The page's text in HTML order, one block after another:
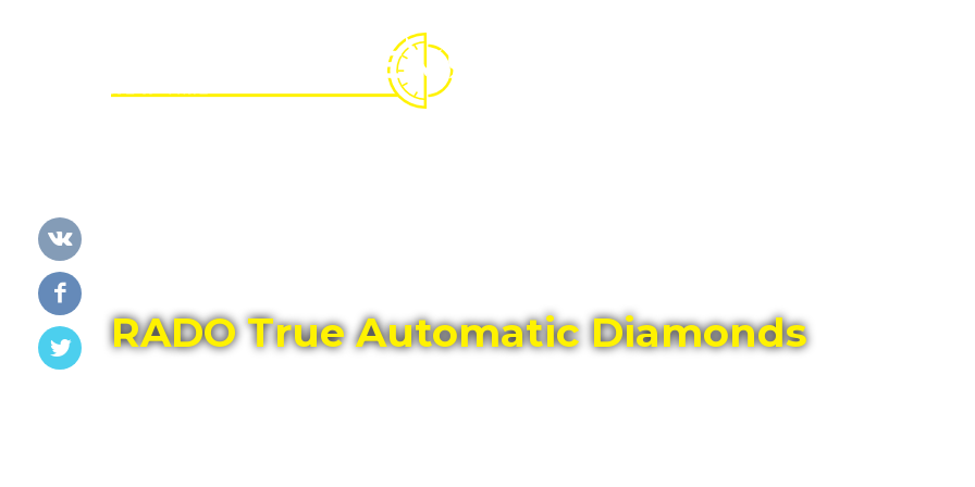
RADO True Automatic Diamonds